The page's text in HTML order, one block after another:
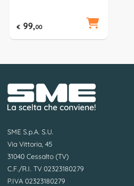
€ 99,00
SME S.p.A. S.U.
Via Vittoria, 45
31040 Cessalto (TV)
C.F./R.I. TV 02323180279
P.IVA 02323180279